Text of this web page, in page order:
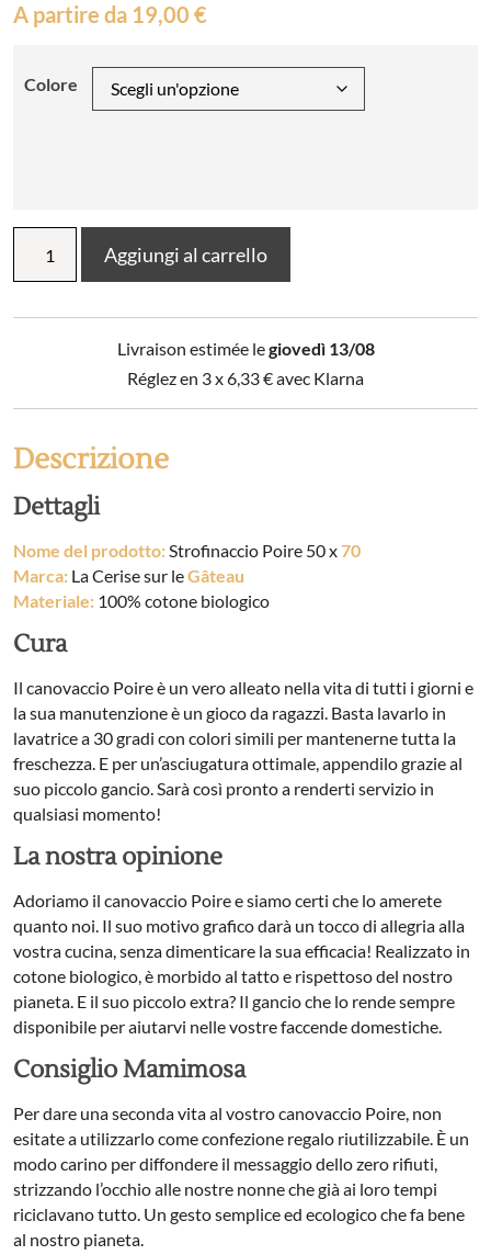
A partire da 19,00 €
Colore
Poire
50
Aggiungi al carrello
Livraison estimée legiovedì 13/08
Réglez en 3 x6,33€avec Klarna
Descrizione
Dettagli
Nome del prodotto:Strofinaccio Poire 50 x70
Marca: La Cerise sur leGâteau
Materiale: 100% cotone biologico
Cura
Il canovaccio Poire è un vero alleato nella vita di tutti i giorni e
la sua manutenzione è un gioco da ragazzi. Basta lavarlo in
lavatrice a 30 gradi con colori simili per mantenerne tutta la
freschezza. E per un’asciugatura ottimale, appendilo grazie al
suo piccolo gancio. Sarà così pronto a renderti servizio in
qualsiasi momento!
La nostra opinione
Adoriamo il canovaccio Poire e siamo certi che lo amerete
quanto noi. Il suo motivo grafico darà un tocco di allegria alla
vostra cucina, senza dimenticare la sua efficacia! Realizzato in
cotone biologico, è morbido al tatto e rispettoso del nostro
pianeta. E il suo piccolo extra? Il gancio che lo rende sempre
disponibile per aiutarvi nelle vostre faccende domestiche.
Consiglio Mamimosa
Per dare una seconda vita al vostro canovaccio Poire, non
esitate a utilizzarlo come confezione regalo riutilizzabile. È un
modo carino per diffondere il messaggio dello zero rifiuti,
strizzando l’occhio alle nostre nonne che già ai loro tempi
riciclavano tutto. Un gesto semplice ed ecologico che fa bene
al nostro pianeta.